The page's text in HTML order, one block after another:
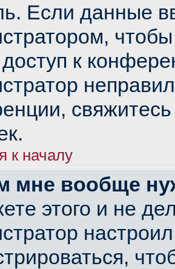
Если данные
к
к началу
мне вообще
этого и не